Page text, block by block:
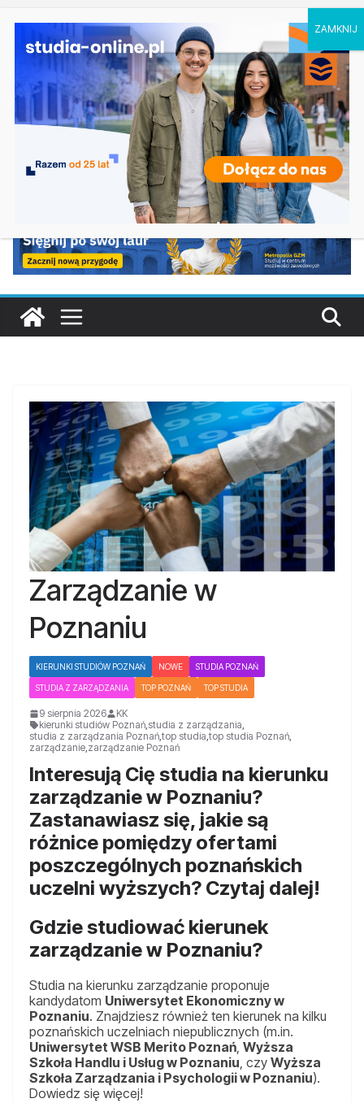
Ostatnie wpisy: Ratownictwo medyczne w Olsztynie
Logistyka w Koszalinie
Informatyka w Nysie
Filozofia w Szczecinie
Geografia w Gdańsku
Zarządzanie w
Poznaniu
KIERUNKI STUDIÓW POZNAŃ NOWE STUDIA POZNAŃ
STUDIA Z ZARZĄDZANIA TOP POZNAŃ TOP STUDIA
9 sierpnia 2026
KK
kierunki studiów Poznań,studia z zarządzania,
studia z zarządzania Poznań,top studia,top studia Poznań,
zarządzanie,zarządzanie Poznań
Interesują Cię studia na kierunku
zarządzanie w Poznaniu?
Zastanawiasz się, jakie są
różnice pomiędzy ofertami
poszczególnych poznańskich
uczelni wyższych? Czytaj dalej!
Gdzie studiować kierunek
zarządzanie w Poznaniu?
Studia na kierunku zarządzanie proponuje
kandydatom Uniwersytet Ekonomiczny w
Poznaniu. Znajdziesz również ten kierunek na kilku
poznańskich uczelniach niepublicznych (m.in.
Uniwersytet WSB Merito Poznań, Wyższa
Szkoła Handlu i Usług w Poznaniu, czy Wyższa
Szkoła Zarządzania i Psychologii w Poznaniu).
Dowiedz się więcej!